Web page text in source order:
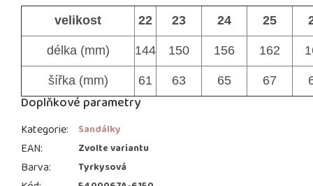
velikost 22 23 24 25
délka (mm) 144 150 156 162
šířka (mm) 61 63 65 67
Doplňkové parametry
Kategorie: Sandálky
EAN: Zvolte variantu
Barva: Tyrkysová